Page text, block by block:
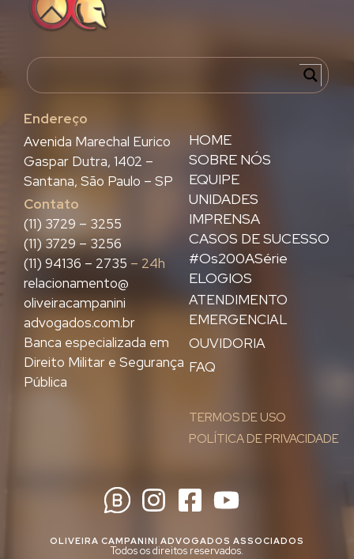
Endereço
HOME
SOBRE NÓS
EQUIPE
UNIDADES
IMPRENSA
CASOS DE SUCESSO
#Os200ASérie
ELOGIOS
ATENDIMENTO
EMERGENCIAL
OUVIDORIA
FAQ
TERMOS DE USO
POLÍTICA DE PRIVACIDADE
Avenida Marechal Eurico
Gaspar Dutra, 1402 –
Santana, São Paulo – SP
Contato
(11) 3729 – 3255
(11) 3729 – 3256
(11) 94136 – 2735 – 24h
relacionamento@
oliveiracampanini
advogados.com.br
Banca especializada em
Direito Militar e Segurança
Pública
OLIVEIRA CAMPANINI ADVOGADOS ASSOCIADOS
Todos os direitos reservados.